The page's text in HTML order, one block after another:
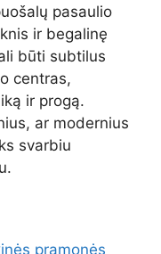
pasaulio
ir begalinę
būti subtilus
centras,
ir progą.
ar modernius
svarbiu
pramonės